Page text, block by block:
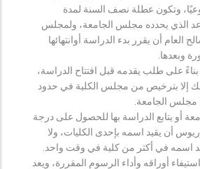
وتكون عطلة نصف السنة لمدة
الذي يحدده مجلس الجامعة، ولمجلس
العام أن يقرر بدء الدراسة أوانتهائها
وبعدها.
بناءً على طلب يقدمه قبل افتتاح الدراسة،
ذلك إلا بترخيص من مجلس الكلية في حدود
مجلس الجامعة.
أو يتابع الدراسة بها للحصول على درجة
أن يقيد اسمه بإحدى الكليات، ولا
اسمه في أكثر من كلية في وقت واحد.
أوراقه وأداء الرسوم المقررة، ويعد